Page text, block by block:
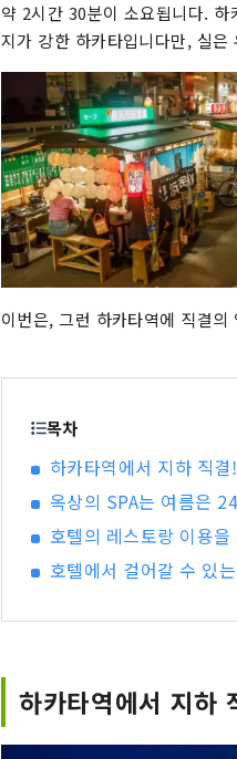
약 2시간 30분이 소요됩니다.
지가 강한 하카타입니다만, 실
이번은, 그런 하카타역에 직결
목차
하카타역에서 지하 직
옥상의 SPA는 여름은
호텔의 레스토랑 이용을
호텔에서 걸어갈 수 있
하카타역에서 지하